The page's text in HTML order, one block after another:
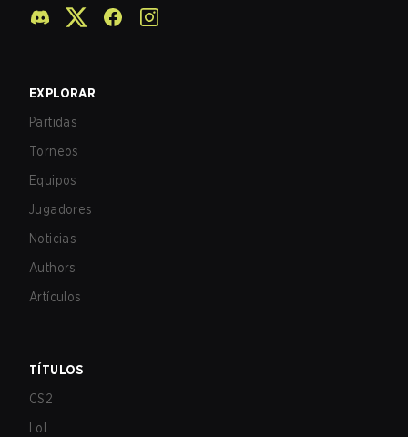
EXPLORAR
Partidas
Torneos
Equipos
Jugadores
Noticias
Authors
Artículos
TÍTULOS
CS2
LoL